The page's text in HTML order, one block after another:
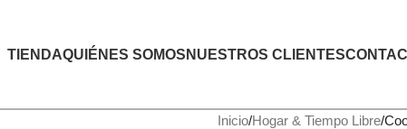
TIENDAQUIÉNES SOMOS NUESTROS CLIENTES
Inicio Hogar & Tiempo Libre